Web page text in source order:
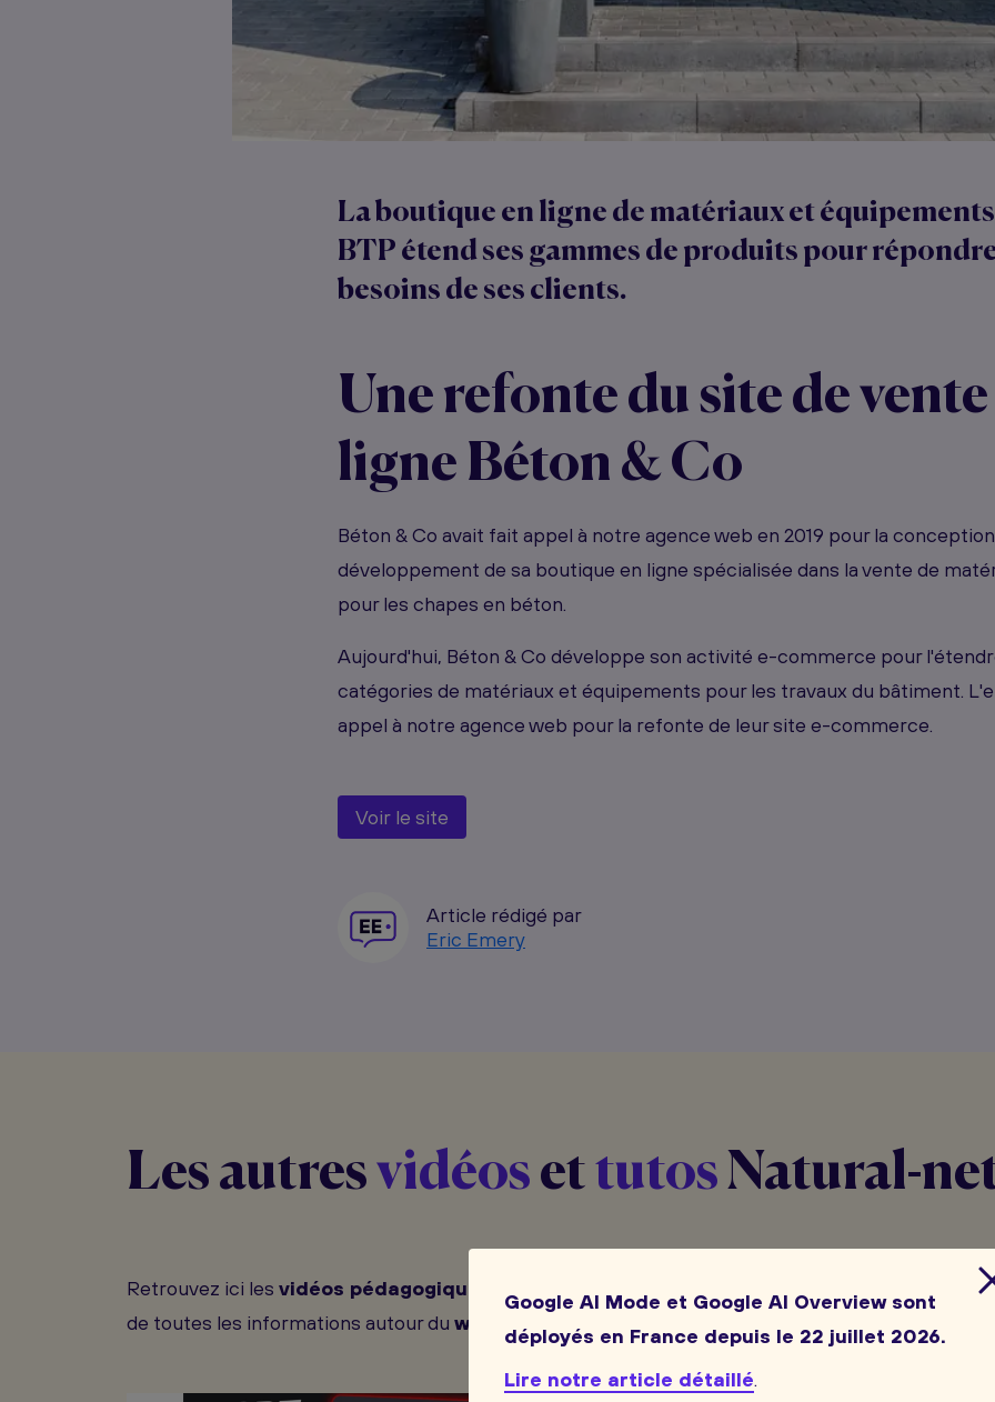
La boutique en ligne de matériaux et
BTP étend ses gammes de produits pour
besoins de ses clients.
Une refonte du site de
ligne Béton & Co
Béton & Co avait fait appel à notre agence web en 2019 pour la
développement de sa boutique en ligne spécialisée dans la vente de
pour les chapes en béton.
Aujourd'hui, Béton & Co développe son activité e-commerce pour
catégories de matériaux et équipements pour les travaux du bâtiment.
appel à notre agence web pour la refonte de leur site e-commerce.
Voir le site
Article rédigé par
Eric Emery
Les autresvidéos ettutosNatural-
Retrouvez ici les vidéos pédagogiques
proposés par Natural net en complément
de toutes les informations autour du web et du webmarketing
Google AI Mode et Google AI Overview sont
déployés en France depuis le 22 juillet 2026.
Lire notre article détaillé.